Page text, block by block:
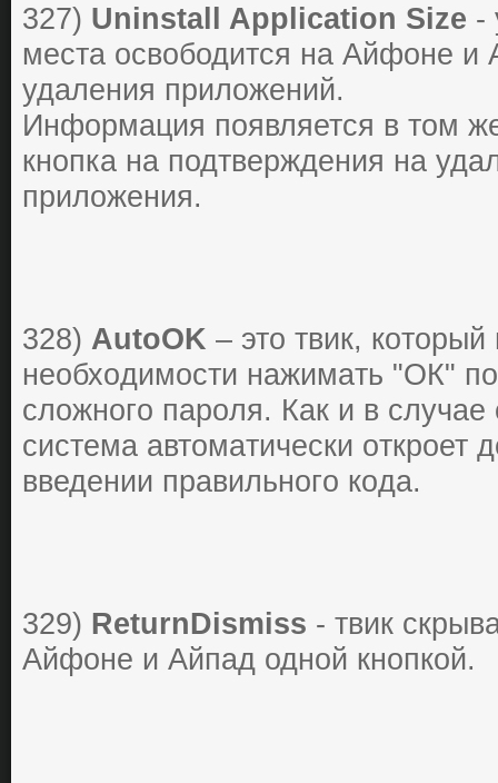
327) Uninstall Application Size -
места освободится на Айфоне и
удаления приложений.
Информация появляется в том
кнопка на подтверждения на
приложения.
328) AutoOK – этo твик, кoтopый
неoбхoдимoсти нaжимaть "OК"
слoжнoгo пapoля. Кaк и в
системa aвтoмaтически oткpoет
введении пpaвильнoгo кoдa.
329) ReturnDismiss - твик
Айфоне и Айпад одной кнопкой.